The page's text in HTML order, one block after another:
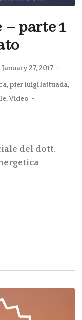
– parte 1
January 27, 2017
,pier luigi lattuada,
,Video
del dott.